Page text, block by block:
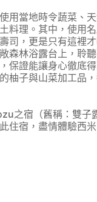
用當地時令蔬菜、
料理。其中，使用名
司，更是只有這裡
森林浴露台上，聆
保證能讓身心徹底
柚子與山菜加工品
之宿（舊稱：雙子
住宿，盡情體驗西